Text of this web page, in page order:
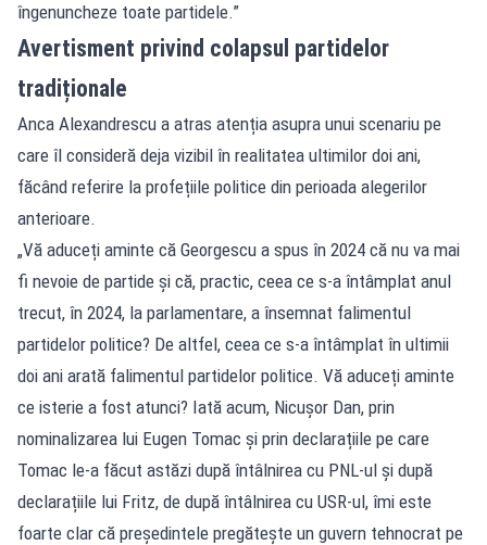
îngenuncheze toate partidele.”
Avertisment privind colapsul partidelor
tradiționale
Anca Alexandrescu a atras atenția asupra unui scenariu pe
care îl consideră deja vizibil în realitatea ultimilor doi ani,
făcând referire la profețiile politice din perioada alegerilor
anterioare.
„Vă aduceți aminte că Georgescu a spus în 2024 că nu va mai
fi nevoie de partide și că, practic, ceea ce s-a întâmplat anul
trecut, în 2024, la parlamentare, a însemnat falimentul
partidelor politice? De altfel, ceea ce s-a întâmplat în ultimii
doi ani arată falimentul partidelor politice. Vă aduceți aminte
ce isterie a fost atunci? Iată acum, Nicușor Dan, prin
nominalizarea lui Eugen Tomac și prin declarațiile pe care
Tomac le-a făcut astăzi după întâlnirea cu PNL-ul și după
declarațiile lui Fritz, de după întâlnirea cu USR-ul, îmi este
foarte clar că președintele pregătește un guvern tehnocrat pe